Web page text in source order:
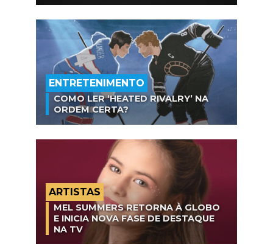
ENTRETENIMENTO
COMO LER ‘HEATED RIVALRY’ NA
ORDEM CERTA?
ARTISTAS
MEL SUMMERS RETORNA À GLOBO
E INICIA NOVA FASE DE DESTAQUE
NA TV